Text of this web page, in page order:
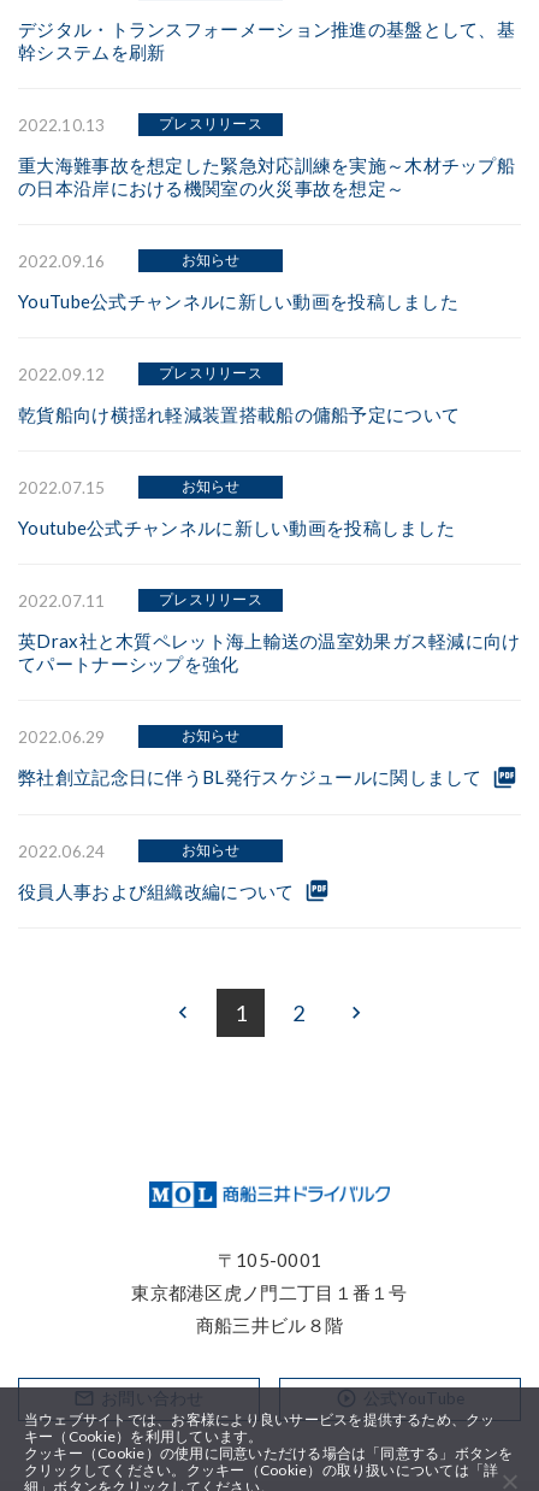
デジタル・トランスフォーメーション推進の基盤として、基
幹システムを刷新
2022.10.13 プレスリリース
重大海難事故を想定した緊急対応訓練を実施～木材チップ船
の日本沿岸における機関室の火災事故を想定～
2022.09.16 お知らせ
YouTube公式チャンネルに新しい動画を投稿しました
2022.09.12 プレスリリース
乾貨船向け横揺れ軽減装置搭載船の傭船予定について
2022.07.15 お知らせ
Youtube公式チャンネルに新しい動画を投稿しました
2022.07.11 プレスリリース
英Drax社と木質ペレット海上輸送の温室効果ガス軽減に向け
てパートナーシップを強化
2022.06.29 お知らせ
弊社創立記念日に伴うBL発行スケジュールに関しまして picture_as_pdf
2022.06.24 お知らせ
役員人事および組織改編について picture_as_pdf
keyboard_arrow_left 1 2 keyboard_arrow_right
〒105-0001
東京都港区⻁ノ門二丁目１番１号
商船三井ビル８階
mail_outline お問い合わせ play_circle_outline 公式YouTube
当ウェブサイトでは、お客様により良いサービスを提供するため、クッ
キー（Cookie）を利用しています。
クッキー（Cookie）の使用に同意いただける場合は「同意する」ボタンを
クリックしてください。クッキー（Cookie）の取り扱いについては「詳
細」ボタンをクリックしてください。